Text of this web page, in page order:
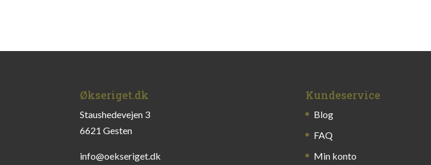
Økseriget.dk
Staushedevejen 3
6621 Gesten
info@oekseriget.dk
Kundeservice
Blog
FAQ
Min konto